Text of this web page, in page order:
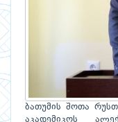
ბათუმის შოთა
აკადემიკოს